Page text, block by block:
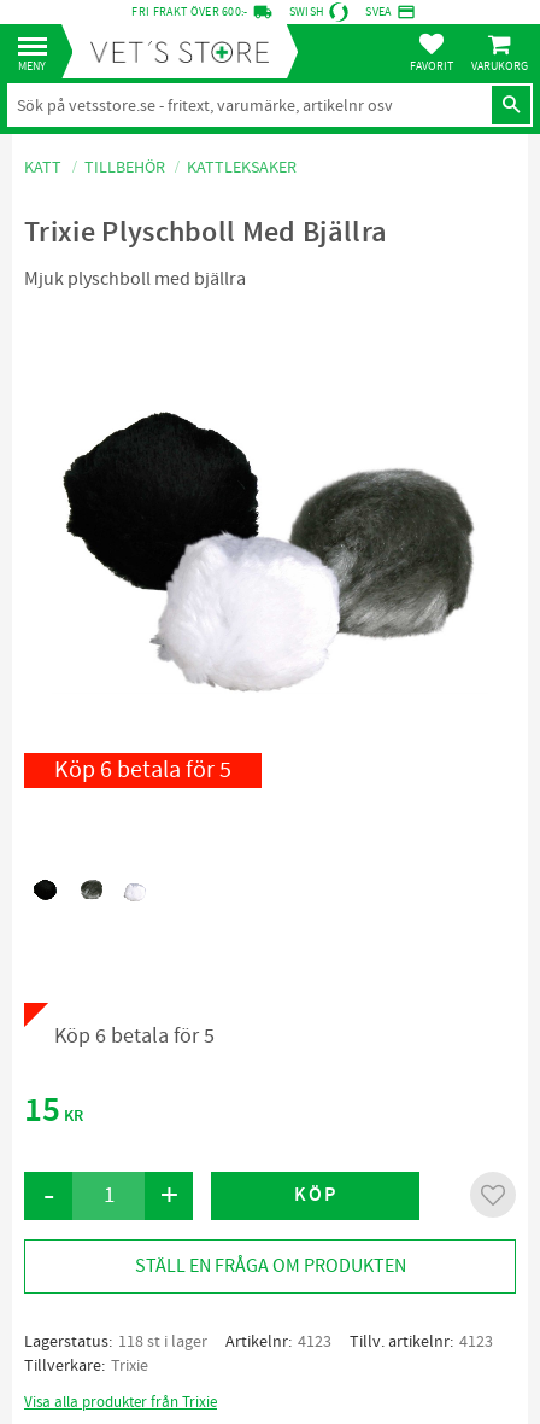
Meny
FRI FRAKT ÖVER 600:- local_shipping SWISH SVEA credit_card
FAVORITER
KATT TILLBEHÖR KATTLEKSAKER
Trixie Plyschboll Med Bjällra
Mjuk plyschboll med bjällra
Köp 6 betala för 5
Köp 6 betala för 5
15 KR
+
- KÖP Lägg
STÄLL EN FRÅGA OM PRODUKTEN
Lagerstatus 118 st i lager Artikelnr 4123 Tillv. artikelnr 4123
Tillverkare Trixie
Visa alla produkter från Trixie